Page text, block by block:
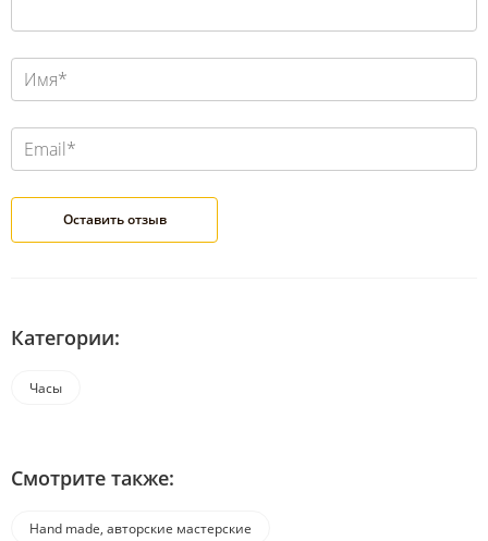
Категории:
Часы
Смотрите также:
Hand made, авторские мастерские